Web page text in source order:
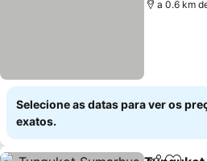
a 0.6 km
Selecione as datas para ver os
exatos.